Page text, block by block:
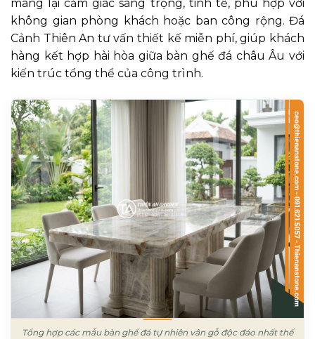
mang lại cảm giác sang trọng, tinh tế, phù hợp với
không gian phòng khách hoặc ban công rộng. Đá
Cảnh Thiên An tư vấn thiết kế miễn phí, giúp khách
hàng kết hợp hài hòa giữa bàn ghế đá châu Âu với
kiến trúc tổng thể của công trình.
Tổng hợp các mẫu bàn ghế đá tự nhiên vân gỗ độc đáo nhất thế